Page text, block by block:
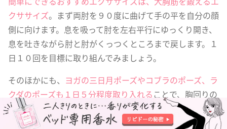
クササイズ。まず両肘を９０度に曲げて手の平を自分の顔
側に向けます。息を吸って肘を左右平行にゆっくり開き、
息を吐きながら肘と肘がくっつくところまで戻します。１
日１０回を目標に取り組んでみましょう。
そのほかにも、 ヨガの三日月ポーズやコブラのポーズ、ラ
クダのポーズも１日５分程度取り入れることで、胸回りの
筋肉を鍛えることができますよ。